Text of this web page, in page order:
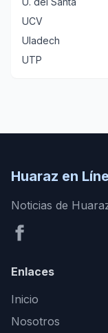
UCV
Uladech
UTP
Huaraz en
Noticias de
Enlaces
Inicio
Nosotros